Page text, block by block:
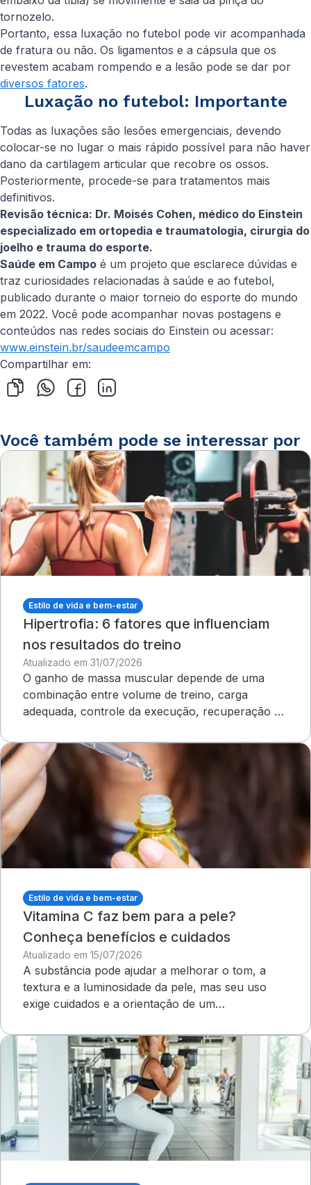
tornozelo.
Portanto, essa luxação no futebol pode vir acompanhada
de fratura ou não. Os ligamentos e a cápsula que os
revestem acabam rompendo e a lesão pode se dar por
diversos fatores.
Luxação no futebol: Importante
Todas as luxações são lesões emergenciais, devendo
colocar-se no lugar o mais rápido possível para não haver
dano da cartilagem articular que recobre os ossos.
Posteriormente, procede-se para tratamentos mais
definitivos.
Revisão técnica: Dr. Moisés Cohen, médico do Einstein
especializado em ortopedia e traumatologia, cirurgia do
joelho e trauma do esporte.
Saúde em Campo é um projeto que esclarece dúvidas e
traz curiosidades relacionadas à saúde e ao futebol,
publicado durante o maior torneio do esporte do mundo
em 2022. Você pode acompanhar novas postagens e
conteúdos nas redes sociais do Einstein ou acessar:
www.einstein.br/saudeemcampo
Compartilhar em:
Você também pode se interessar por
Estilo de vida e bem-estar
Hipertrofia: 6 fatores que influenciam
nos resultados do treino
Atualizado em 31/07/2026
O ganho de massa muscular depende de uma
combinação entre volume de treino, carga
adequada, controle da execução, recuperação e
Estilo de vida e bem-estar
Vitamina C faz bem para a pele?
Conheça benefícios e cuidados
Atualizado em 15/07/2026
A substância pode ajudar a melhorar o tom, a
textura e a luminosidade da pele, mas seu uso
exige cuidados e a orientação de um